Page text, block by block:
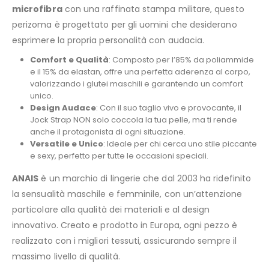
microfibracon una raffinata stampa militare, questo
perizoma è progettato per gli uomini che desiderano
esprimere la propria personalità con audacia.
Comfort e Qualità: Composto per l’85% da poliammide
e il 15% da elastan, offre una perfetta aderenza al corpo,
valorizzando i glutei maschili e garantendo un comfort
unico.
Design Audace: Con il suo taglio vivo e provocante, il
Jock Strap NON solo coccola la tua pelle, ma ti rende
anche il protagonista di ogni situazione.
Versatile e Unico: Ideale per chi cerca uno stile piccante
e sexy, perfetto per tutte le occasioni speciali.
ANAIS è un marchio di lingerie che dal 2003 ha ridefinito
la sensualità maschile e femminile, con un’attenzione
particolare alla qualità dei materiali e al design
innovativo. Creato e prodotto in Europa, ogni pezzo è
realizzato con i migliori tessuti, assicurando sempre il
massimo livello di qualità.